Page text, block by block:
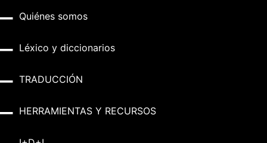
Quiénes somos
Léxico y diccionarios
TRADUCCIÓN
HERRAMIENTAS Y RECURSOS